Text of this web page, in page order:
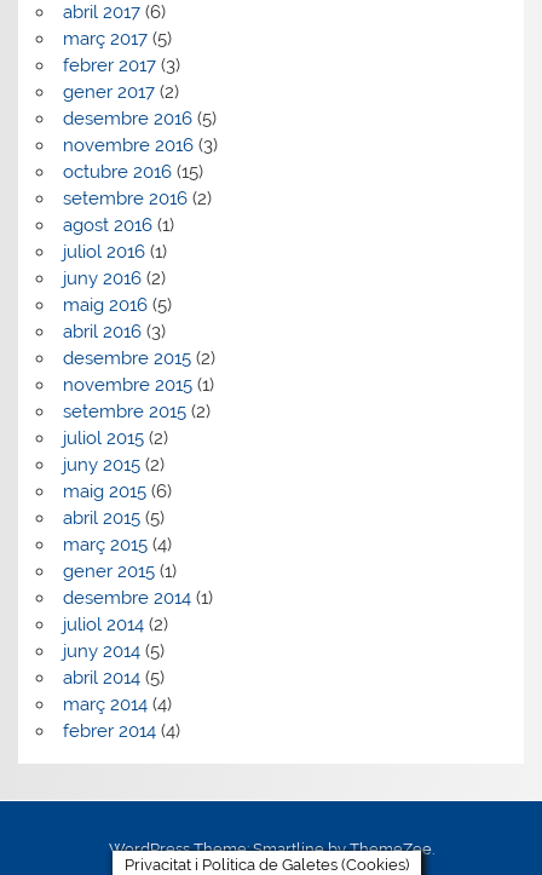
abril 2017(6)
març 2017(5)
febrer 2017(3)
gener 2017(2)
desembre 2016(5)
novembre 2016(3)
octubre 2016(15)
setembre 2016(2)
agost 2016(1)
juliol 2016(1)
juny 2016(2)
maig 2016(5)
abril 2016(3)
desembre 2015(2)
novembre 2015(1)
setembre 2015(2)
juliol 2015(2)
juny 2015(2)
maig 2015(6)
abril 2015(5)
març 2015(4)
gener 2015(1)
desembre 2014(1)
juliol 2014(2)
juny 2014(5)
abril 2014(5)
març 2014(4)
febrer 2014(4)
WordPress Theme: Smartline by ThemeZee.
Privacitat i Política de Galetes (Cookies)